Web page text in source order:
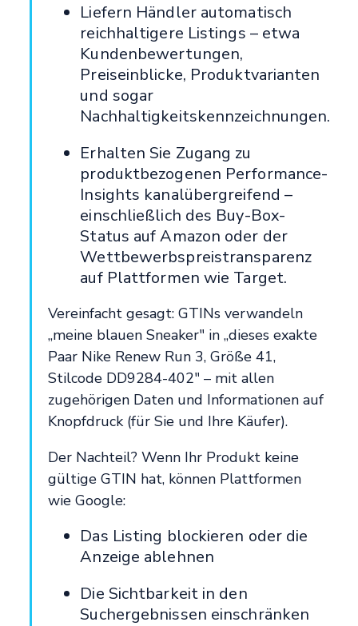
Liefern Händler automatisch
reichhaltigere Listings – etwa
Kundenbewertungen,
Preiseinblicke, Produktvarianten
und sogar
Nachhaltigkeitskennzeichnungen.
Erhalten Sie Zugang zu
produktbezogenen Performance-
Insights kanalübergreifend –
einschließlich des Buy-Box-
Status auf Amazon oder der
Wettbewerbspreistransparenz
auf Plattformen wie Target.
Vereinfacht gesagt: GTINs verwandeln
„meine blauen Sneaker" in „dieses exakte
Paar Nike Renew Run 3, Größe 41,
Stilcode DD9284-402" – mit allen
zugehörigen Daten und Informationen auf
Knopfdruck (für Sie und Ihre Käufer).
Der Nachteil? Wenn Ihr Produkt keine
gültige GTIN hat, können Plattformen
wie Google:
Das Listing blockieren oder die
Anzeige ablehnen
Die Sichtbarkeit in den
Suchergebnissen einschränken